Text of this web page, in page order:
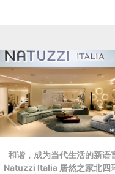
和谐，成为当代生活的新语
Natuzzi Italia 居然之家北四